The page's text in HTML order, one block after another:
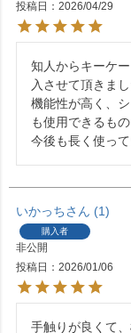
投稿日
2026/04/29
知人からキーケ
入させて頂きまし
機能性が高く、
も使用できるも
今後も長く使っ
いかっち 1
購入者
非公開
投稿日
2026/01/06
手触りが良くて